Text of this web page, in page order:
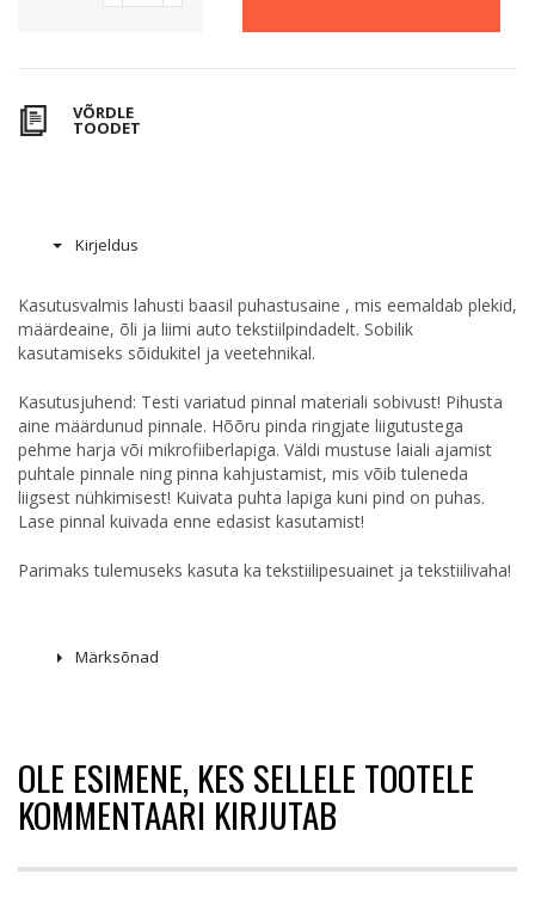
VÕRDLE
TOODET
Kirjeldus
Kasutusvalmis lahusti baasil puhastusaine , mis eemaldab plekid,
määrdeaine, õli ja liimi auto tekstiilpindadelt. Sobilik
kasutamiseks sõidukitel ja veetehnikal.
Kasutusjuhend: Testi variatud pinnal materiali sobivust! Pihusta
aine määrdunud pinnale. Hõõru pinda ringjate liigutustega
pehme harja või mikrofiiberlapiga. Väldi mustuse laiali ajamist
puhtale pinnale ning pinna kahjustamist, mis võib tuleneda
liigsest nühkimisest! Kuivata puhta lapiga kuni pind on puhas.
Lase pinnal kuivada enne edasist kasutamist!
Parimaks tulemuseks kasuta ka tekstiilipesuainet ja tekstiilivaha!
Märksõnad
OLE ESIMENE, KES SELLELE TOOTELE
KOMMENTAARI KIRJUTAB